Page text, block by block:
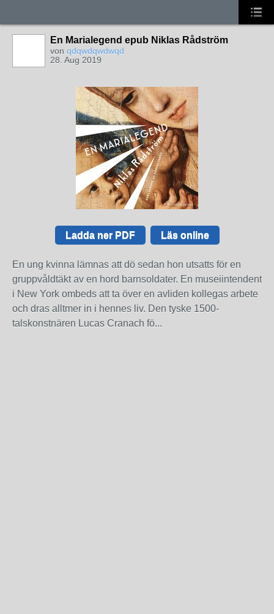
En Marialegend epub Niklas Rådström
von qdqwdqwdwqd
28. Aug 2019
Ladda ner PDF Läs online
En ung kvinna lämnas att dö sedan hon utsatts för en
gruppvåldtäkt av en hord barnsoldater. En museiintendent
i New York ombeds att ta över en avliden kollegas arbete
och dras alltmer in i hennes liv. Den tyske 1500-
talskonstnären Lucas Cranach fö...